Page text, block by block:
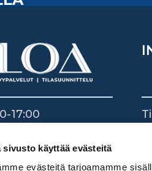
sivusto käyttää evästeitä
evästeitä tarjoamamme
17:00